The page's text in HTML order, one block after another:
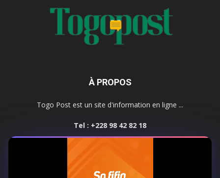
À PROPOS
Togo Post est un site d'information en ligne ...
Tel : +228 98 42 82 18